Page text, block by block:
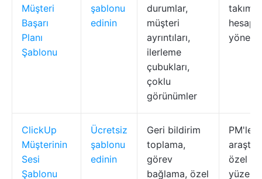
Müşteri
Başarı
Planı
Şablonu
şablonu
edinin
durumlar,
müşteri
ayrıntıları,
ilerleme
çubukları,
çoklu
görünümler
hesap
ClickUp
Müşterinin
Sesi
Şablonu
Ücretsiz
şablonu
edinin
Geri bildirim
toplama,
görev
bağlama, özel
PM'ler,
özel
yüze